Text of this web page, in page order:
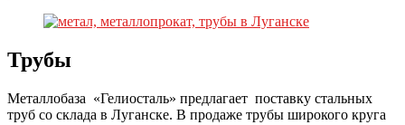
Трубы
Металлобаза «Гелиосталь» предлагает поставку стальных
труб со склада в Луганске. В продаже трубы широкого круга